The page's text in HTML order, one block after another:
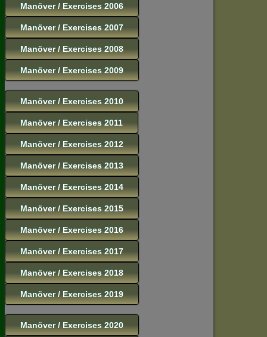
Manöver / Exercises 2006
Manöver / Exercises 2007
Manöver / Exercises 2008
Manöver / Exercises 2009
Manöver / Exercises 2010
Manöver / Exercises 2011
Manöver / Exercises 2012
Manöver / Exercises 2013
Manöver / Exercises 2014
Manöver / Exercises 2015
Manöver / Exercises 2016
Manöver / Exercises 2017
Manöver / Exercises 2018
Manöver / Exercises 2019
Manöver / Exercises 2020